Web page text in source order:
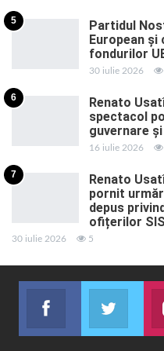
5
Partidul
European
fondurilor
30 iulie 2026
6
Renato
spectacol
guvernare
16 iulie 2026
7
Renato
pornit
depus
ofițerilor SIS
30 iulie 2026 5
Facebook
Abonează-te